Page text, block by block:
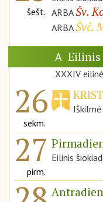
šešt. ARBAŠv.
ARBAŠvč.
A
XXXIV
26
sekm.
Iškilmė
27
pirm.
Eilinis